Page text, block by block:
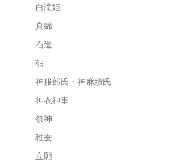
白滝姫
真綿
石造
砧
神服部氏・神麻績氏
神衣神事
祭神
稚蚕
立願